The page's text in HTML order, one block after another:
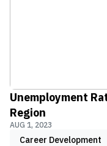
Unemployment
Region
AUG 1, 2023
Career Development